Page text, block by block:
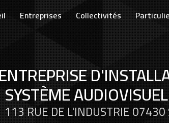
Entreprises Collectivités
ENTREPRISE
SYSTÈME
113 RUE DE L'INDUSTRIE 07430